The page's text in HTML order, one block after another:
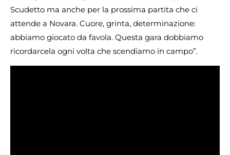
Scudetto ma anche per la prossima partita che ci
attende a Novara. Cuore, grinta, determinazione:
abbiamo giocato da favola. Questa gara dobbiamo
ricordarcela ogni volta che scendiamo in campo”.